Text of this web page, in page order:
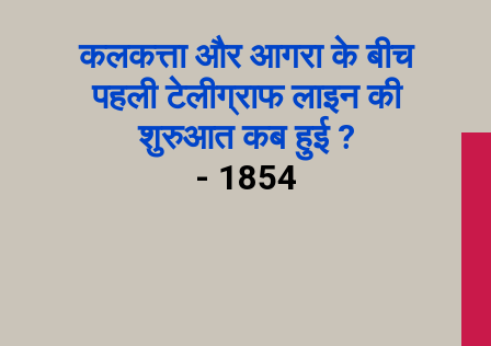
कलकत्ता और आगरा के बीच
पहली टेलीग्राफ लाइन की
शुरुआत कब हुई ?
- 1854